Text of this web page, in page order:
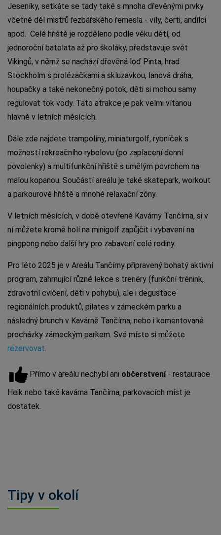
Jeseníky, setkáte se tady také s mnoha dřevěnými prvky
včetně děl mistrů řezbářského řemesla - víly, čerti, andílci
apod. Celé hřiště je rozděleno podle věku dětí, od
jednoroční batolata až pro školáky, představuje svět
Vikingů, v němž se nachází dřevěná loď Pinta, hrad
Stockholm s prolézačkami a skluzavkou, lanová dráha,
houpačky a také nekonečný potok, děti si mohou samy
regulovat tok vody. Tato atrakce je pak velmi vítanou
hlavně v letních měsících.
Dále zde najdete trampolíny, miniaturgolf, rybníček s
možností rekreačního rybolovu (po zaplacení denní
povolenky) a multifunkční hřiště s umělým povrchem na
malou kopanou. Součástí areálu je také skatepark, workout
a parkourové hřiště a mnohé relaxační zóny.
V letních měsících, v době otevřené Kavárny Tančírna, si v
ní můžete kromě holí na minigolf zapůjčit i vybavení na
pingpong nebo další hry pro zabavení celé rodiny.
Pro léto 2025 je v Areálu Tančírny připravený bohatý aktivní
program, zahrnující různé lekce s trenéry (funkční trénink,
zdravotní cvičení, děti v pohybu), ale i degustace
regionálních produktů, pilates v zámeckém parku a
následný brunch v Kavárně Tančírna, nebo i komentované
procházky zámeckým parkem. Své místo si můžete
rezervovat.
Přímo v areálu nechybí ani občerstvení- restaurace
Heik nebo také kavárna Tančírna, parkovacích míst je
dostatek.
Tipy v okolí